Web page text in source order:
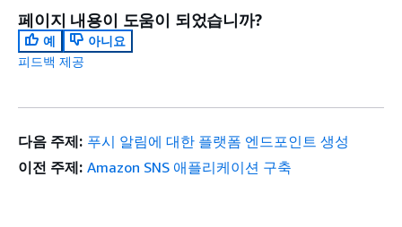
페이지 내용이 도움이 되었습니까?
예
아니요
피드백 제공
다음 주제: 푸시 알림에 대한 플랫폼 엔드포인트 생성
이전 주제: Amazon SNS 애플리케이션 구축